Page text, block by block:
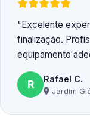
Excelente
finalização.
equipamento
R Rafael C.
Jardim